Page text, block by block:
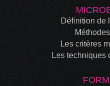
Définition de
Les critères
Les techniques